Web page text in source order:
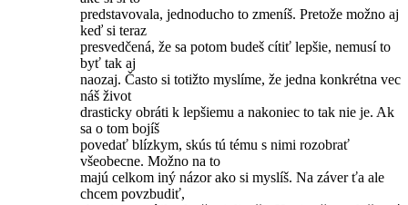
predstavovala, jednoducho to zmeníš. Pretože možno aj
keď si teraz
presvedčená, že sa potom budeš cítiť lepšie, nemusí to
byť tak aj
naozaj. Často si totižto myslíme, že jedna konkrétna vec
náš život
drasticky obráti k lepšiemu a nakoniec to tak nie je. Ak
sa o tom bojíš
povedať blízkym, skús tú tému s nimi rozobrať
všeobecne. Možno na to
majú celkom iný názor ako si myslíš. Na záver ťa ale
chcem povzbudiť,